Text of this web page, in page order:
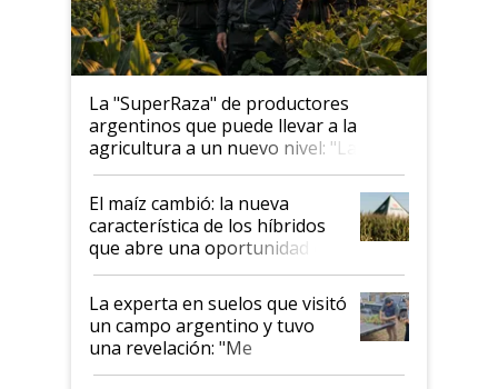
La "SuperRaza" de productores
argentinos que puede llevar a la
agricultura a un nuevo nivel: "Las
posibilidades de crecimiento son
infinitas"
El maíz cambió: la nueva
característica de los híbridos
que abre una oportunidad en
el lote
La experta en suelos que visitó
un campo argentino y tuvo
una revelación: "Me
impresionó mucho"